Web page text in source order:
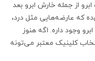
از جمله خارش ابرو بعد
که عارضه‌هایی مثل درد،
وجود داره. اگه هنوز
کلینیک معتبر می‌تونه